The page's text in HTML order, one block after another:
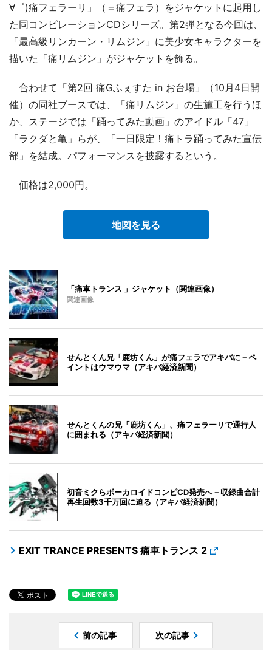
∀゜)痛フェラーリ」（＝痛フェラ）をジャケットに起用し
た同コンピレーションCDシリーズ。第2弾となる今回は、
「最高級リンカーン・リムジン」に美少女キャラクターを
描いた「痛リムジン」がジャケットを飾る。
合わせて「第2回 痛Gふぇすた in お台場」（10月4日開
催）の同社ブースでは、「痛リムジン」の生施工を行うほ
か、ステージでは「踊ってみた動画」のアイドル「47」
「ラクダと亀」らが、「一日限定！痛トラ踊ってみた宣伝
部」を結成。パフォーマンスを披露するという。
価格は2,000円。
地図を見る
「痛車トランス 」ジャケット（関連画像）
関連画像
せんとくん兄「鹿坊くん」が痛フェラでアキバに－ペ
イントはウマウマ（アキバ経済新聞）
せんとくんの兄「鹿坊くん」、痛フェラーリで通行人
に囲まれる（アキバ経済新聞）
初音ミクらボーカロイドコンピCD発売へ－収録曲合計
再生回数3千万回に迫る（アキバ経済新聞）
EXIT TRANCE PRESENTS 痛車トランス 2
前の記事 次の記事